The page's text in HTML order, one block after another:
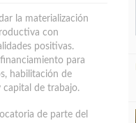
la materialización
con
positivas.
para
habilitación de
de trabajo.
de parte del